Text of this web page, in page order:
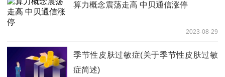
算力概念震荡走高 中贝通信涨停
2023-08-29
季节性皮肤过敏症(关于季节性皮肤过敏
症简述)